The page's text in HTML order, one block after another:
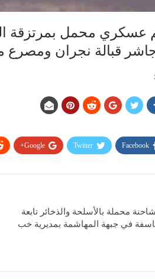
عسكري محمل بمرتزقة
قبالة نجران ومصرع
Facebook
Twitter
Google+
محملة بالأسلحة والذخائر تابعة
ناسفة في جبهة المهاشمة بمديرية خب